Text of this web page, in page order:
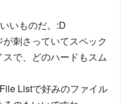
いものだ。:D
刺さっていてスペック
で、どのハードもスム
Listで好みのファイル